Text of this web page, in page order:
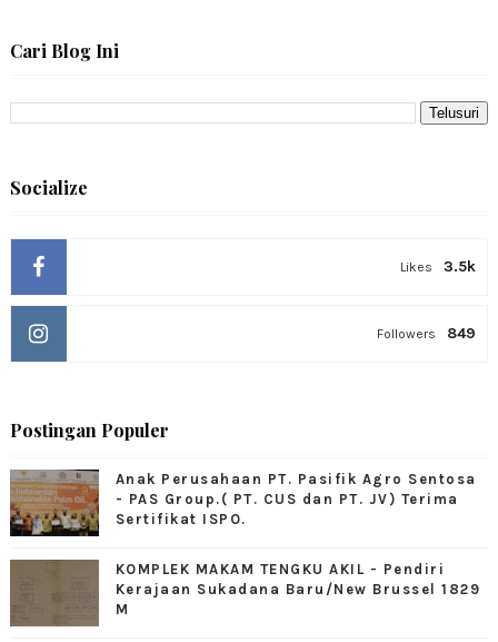
Cari Blog Ini
Socialize
3.5k
Likes
849
Followers
Postingan Populer
Anak Perusahaan PT. Pasifik Agro Sentosa
- PAS Group.( PT. CUS dan PT. JV) Terima
Sertifikat ISPO.
KOMPLEK MAKAM TENGKU AKIL - Pendiri
Kerajaan Sukadana Baru/New Brussel 1829
M